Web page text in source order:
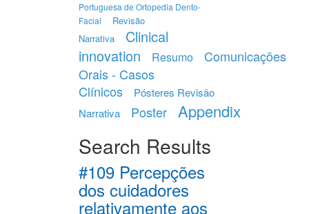
Portuguesa de Ortopedia Dento-
Facial
Revisão
Narrativa
Clinical
innovation
Resumo
Comunicações
Orais - Casos
Clínicos
Pósteres Revisão
Narrativa
Poster Appendix
Search Results
#109 Percepções
dos cuidadores
relativamente aos